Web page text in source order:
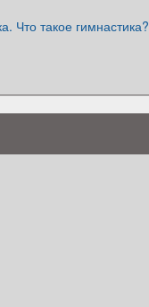
Что такое гимнастика?